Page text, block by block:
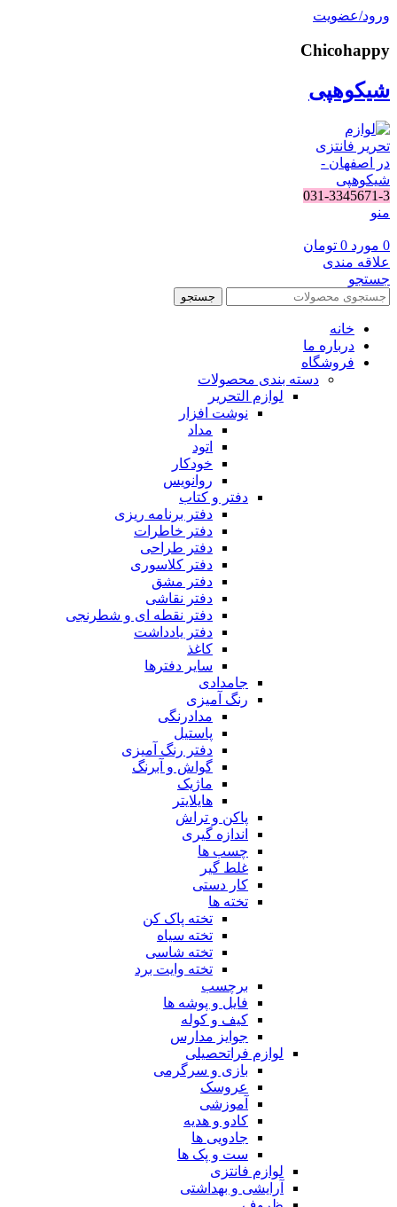
ورود/عضویت
Chicohappy
شیکوهپی
031-3345671-3
منو
0 مورد 0 تومان
علاقه مندی
جستجو
جستجو
خانه
درباره ما
فروشگاه
دسته بندی محصولات
لوازم التحریر
نوشت افزار
مداد
اتود
خودکار
روانویس
دفتر و کتاب
دفتر برنامه ریزی
دفتر خاطرات
دفتر طراحی
دفتر کلاسوری
دفتر مشق
دفتر نقاشی
دفتر نقطه ای و شطرنجی
دفتر یادداشت
کاغذ
سایر دفترها
جامدادی
رنگ آمیزی
مدادرنگی
پاستیل
دفتر رنگ آمیزی
گواش و آبرنگ
ماژیک
هایلایتر
پاکن و تراش
اندازه گیری
چسب ها
غلط گیر
کار دستی
تخته ها
تخته پاک کن
تخته سیاه
تخته شاسی
تخته وایت برد
برچسب
فایل و پوشه ها
کیف و کوله
جوایز مدارس
لوازم فراتحصیلی
بازی و سرگرمی
عروسک
آموزشی
کادو و هدیه
جادویی ها
ست و پک ها
لوازم فانتزی
آرایشی و بهداشتی